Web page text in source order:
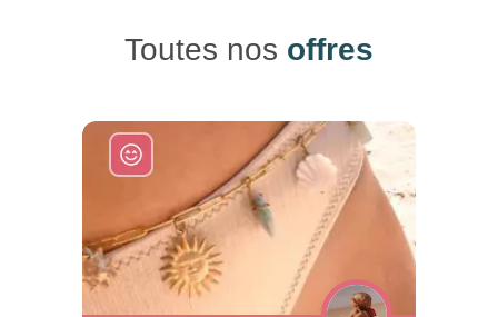
Toutes nos offres